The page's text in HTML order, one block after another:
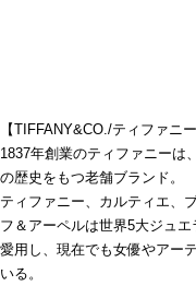
【TIFFANY&CO./ティファニー
1837年創業のティファニーは
の歴史をもつ老舗ブランド。
ティファニー、カルティエ、
フ＆アーペルは世界5大ジュ
愛用し、現在でも女優やアー
いる。